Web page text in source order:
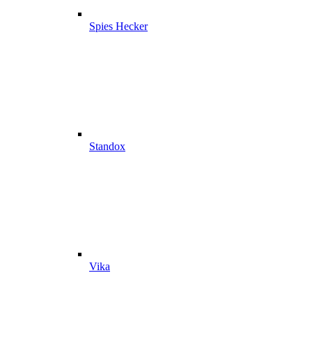
Spies Hecker
Standox
Vika